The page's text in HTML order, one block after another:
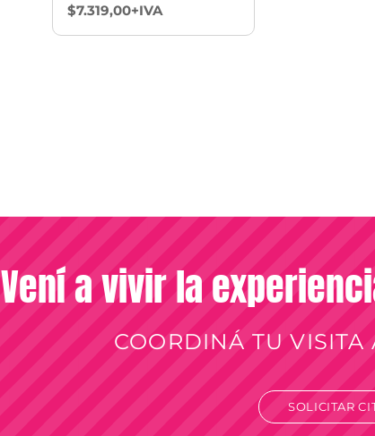
$7.319,00+IVA
Vení a vivir la
COORDINÁ TU VISITA
SOLICITAR